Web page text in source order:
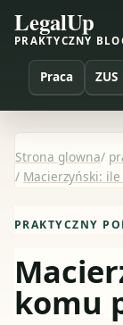
LegalUp
PRAKTYCZNY
Praca ZUS
Strona glowna/
/ Macierzyński:
PRAKTYCZNY
komu